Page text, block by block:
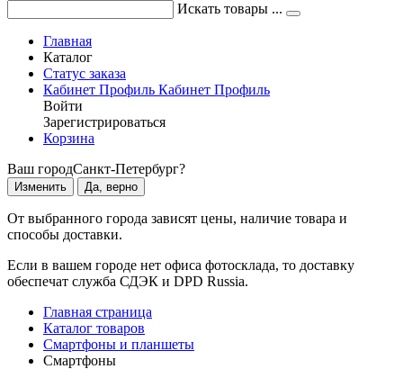
Искать товары ...
Главная
Каталог
Статус заказа
Кабинет Профиль Кабинет Профиль
Войти
Зарегистрироваться
Корзина
Ваш городСанкт-Петербург?
Изменить Да, верно
От выбранного города зависят цены, наличие товара и
способы доставки.
Если в вашем городе нет офиса фотосклада, то доставку
обеспечат служба СДЭК и DPD Russia.
Главная страница
Каталог товаров
Смартфоны и планшеты
Смартфоны